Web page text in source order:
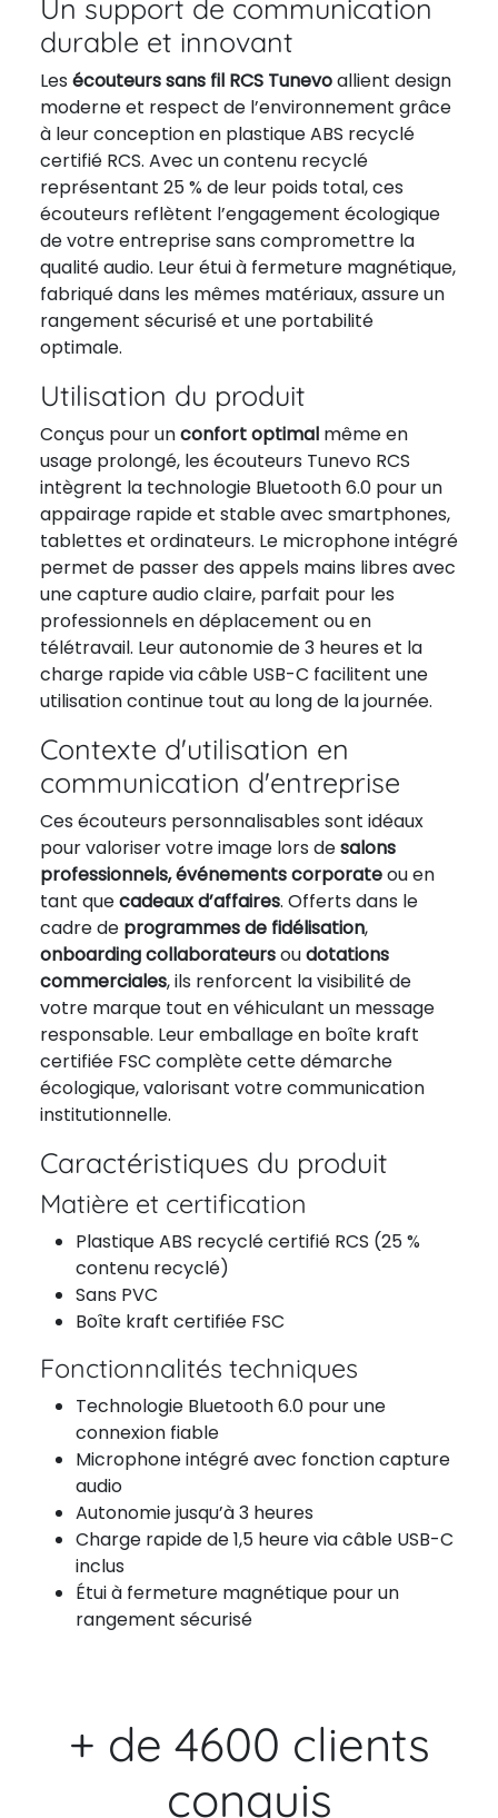
Un support de communication
durable et innovant
Les écouteurs sans fil RCS Tunevoallient design
moderne et respect de l’environnement grâce
à leur conception en plastique ABS recyclé
certifié RCS. Avec un contenu recyclé
représentant 25 % de leur poids total, ces
écouteurs reflètent l’engagement écologique
de votre entreprise sans compromettre la
qualité audio. Leur étui à fermeture magnétique,
fabriqué dans les mêmes matériaux, assure un
rangement sécurisé et une portabilité
optimale.
Utilisation du produit
Conçus pour unconfort optimal même en
usage prolongé, les écouteurs Tunevo RCS
intègrent la technologie Bluetooth 6.0 pour un
appairage rapide et stable avec smartphones,
tablettes et ordinateurs. Le microphone intégré
permet de passer des appels mains libres avec
une capture audio claire, parfait pour les
professionnels en déplacement ou en
télétravail. Leur autonomie de 3 heures et la
charge rapide via câble USB-C facilitent une
utilisation continue tout au long de la journée.
Contexte d'utilisation en
communication d'entreprise
Ces écouteurs personnalisables sont idéaux
pour valoriser votre image lors desalons
professionnels, événements corporateou en
tant quecadeaux d’affaires. Offerts dans le
cadre de programmes de fidélisation,
onboarding collaborateursoudotations
commerciales, ils renforcent la visibilité de
votre marque tout en véhiculant un message
responsable. Leur emballage en boîte kraft
certifiée FSC complète cette démarche
écologique, valorisant votre communication
institutionnelle.
Caractéristiques du produit
Matière et certification
Plastique ABS recyclé certifié RCS (25 %
contenu recyclé)
Sans PVC
Boîte kraft certifiée FSC
Fonctionnalités techniques
Technologie Bluetooth 6.0 pour une
connexion fiable
Microphone intégré avec fonction capture
audio
Autonomie jusqu’à 3 heures
Charge rapide de 1,5 heure via câble USB-C
inclus
Étui à fermeture magnétique pour un
rangement sécurisé
+ de 4600 clients
conquis